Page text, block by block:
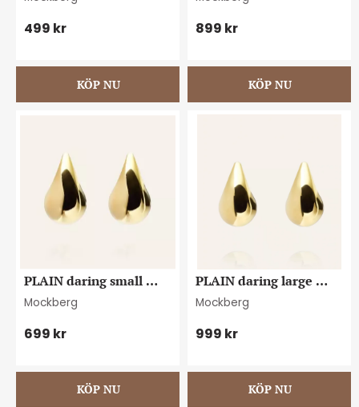
499 kr 899 kr
PLAIN daring small
gold dupe earring
Mockberg
699 kr
PLAIN daring large
gold dupe earring
Mockberg
999 kr